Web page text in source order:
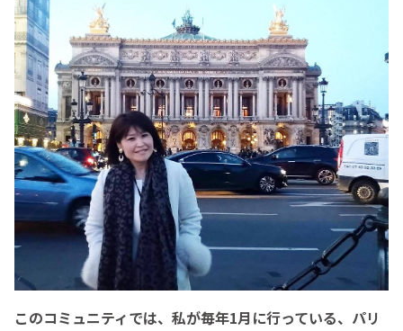
このコミュニティでは、私が毎年1月に行っている、パリ